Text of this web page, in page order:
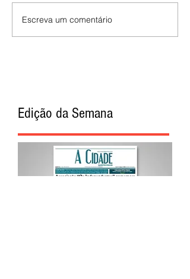
Escreva um comentário
Edição da Semana